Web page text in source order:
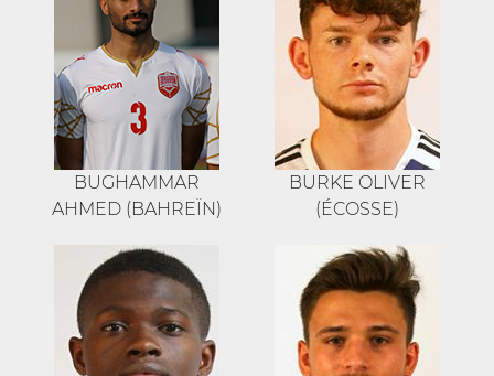
BUGHAMMAR
AHMED (BAHREÏN)
BURKE OLIVER
(ÉCOSSE)